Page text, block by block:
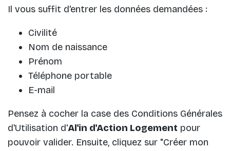
Il vous suffit d'entrer les données demandées :
Civilité
Nom de naissance
Prénom
Téléphone portable
E-mail
Pensez à cocher la case des Conditions Générales
d'Utilisation d'Al'in d'Action Logement pour
pouvoir valider. Ensuite, cliquez sur "Créer mon